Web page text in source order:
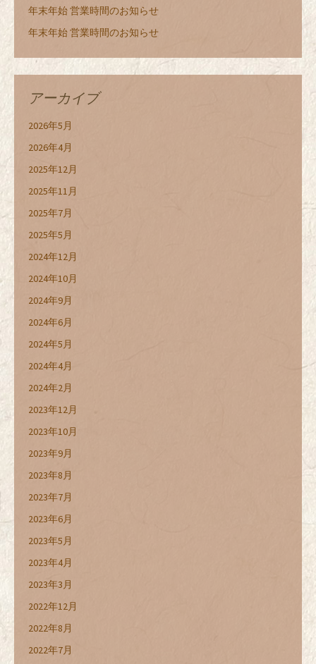
年末年始 営業時間のお知らせ
年末年始 営業時間のお知らせ
アーカイブ
2026年5月
2026年4月
2025年12月
2025年11月
2025年7月
2025年5月
2024年12月
2024年10月
2024年9月
2024年6月
2024年5月
2024年4月
2024年2月
2023年12月
2023年10月
2023年9月
2023年8月
2023年7月
2023年6月
2023年5月
2023年4月
2023年3月
2022年12月
2022年8月
2022年7月